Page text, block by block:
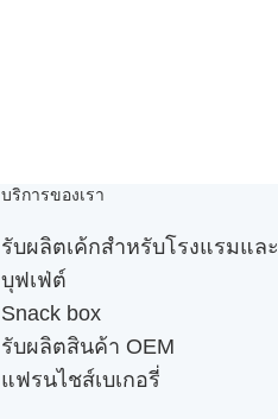
บริการของเรา
รับผลิตเค้กสำหรับโรงแรมและ
บุฟเฟ่ต์
Snack box
รับผลิตสินค้า OEM
แฟรนไชส์เบเกอรี่